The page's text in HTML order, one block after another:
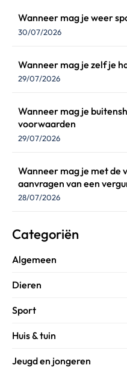
Wanneer mag je weer
30/07/2026
Wanneer mag je zelf je
29/07/2026
Wanneer mag je
voorwaarden
29/07/2026
Wanneer mag je met de
aanvragen van een
28/07/2026
Categoriën
Algemeen
Dieren
Sport
Huis & tuin
Jeugd en jongeren